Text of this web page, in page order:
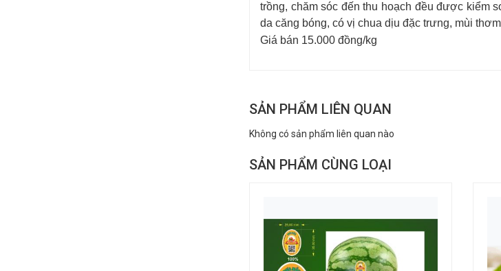
trồng, chăm sóc đến thu hoạch đều được kiểm
da căng bóng, có vị chua dịu đặc trưng, mùi
Giá bán 15.000 đồng/kg
SẢN PHẨM LIÊN QUAN
Không có sản phẩm liên quan nào
SẢN PHẨM CÙNG LOẠI